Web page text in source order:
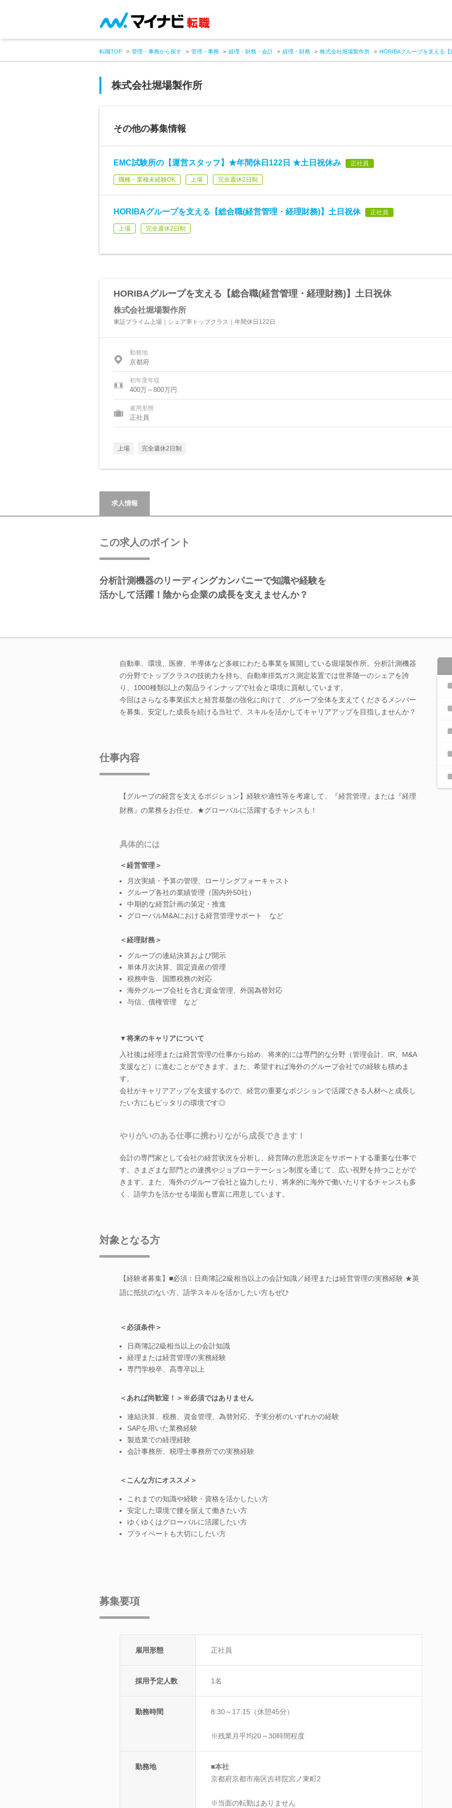
転職TOP 管理・事務から探す 管理・事務 経理・財務・会計 経理・財務 株式会社堀場製作所 HORIBAグループを支える
株式会社堀場製作所
その他の募集情報
EMC試験所の【運営スタッフ】★年間休日122日 ★土日祝休み 正社員
職種・業種未経験OK 上場 完全週休2日制
HORIBAグループを支える【総合職(経営管理・経理財務)】土日祝休 正社員
上場 完全週休2日制
HORIBAグループを支える【総合職(経営管理・経理財務)】土日祝休
株式会社堀場製作所
東証プライム上場｜シェア率トップクラス｜年間休日122日
勤務地
京都府
初年度年収
400万～800万円
雇用形態
正社員
上場 完全週休2日制
求人情報
この求人のポイント
分析計測機器のリーディングカンパニーで知識や経験を
活かして活躍！陰から企業の成長を支えませんか？
自動車、環境、医療、半導体など多岐にわたる事業を展開している堀場製作所。分析計測機器
の分野でトップクラスの技術力を持ち、自動車排気ガス測定装置では世界随一のシェアを誇
り、1000種類以上の製品ラインナップで社会と環境に貢献しています。
今回はさらなる事業拡大と経営基盤の強化に向けて、グループ全体を支えてくださるメンバー
を募集。安定した成長を続ける当社で、スキルを活かしてキャリアアップを目指しませんか？
仕事内容
【グループの経営を支えるポジション】経験や適性等を考慮して、『経営管理』または『経理
財務』の業務をお任せ。★グローバルに活躍するチャンスも！
具体的には
＜経営管理＞
月次実績・予算の管理、ローリングフォーキャスト
グループ各社の業績管理（国内外50社）
中期的な経営計画の策定・推進
グローバルM&Aにおける経営管理サポート など
＜経理財務＞
グループの連結決算および開示
単体月次決算、固定資産の管理
税務申告、国際税務の対応
海外グループ会社を含む資金管理、外国為替対応
与信、債権管理 など
▼将来のキャリアについて
入社後は経理または経営管理の仕事から始め、将来的には専門的な分野（管理会計、IR、M&A
支援など）に進むことができます。また、希望すれば海外のグループ会社での経験も積めま
す。
会社がキャリアアップを支援するので、経営の重要なポジションで活躍できる人材へと成長し
たい方にもピッタリの環境です◎
やりがいのある仕事に携わりながら成長できます！
会計の専門家として会社の経営状況を分析し、経営陣の意思決定をサポートする重要な仕事で
す。さまざまな部門との連携やジョブローテーション制度を通じて、広い視野を持つことがで
きます。また、海外のグループ会社と協力したり、将来的に海外で働いたりするチャンスも多
く、語学力を活かせる場面も豊富に用意しています。
対象となる方
【経験者募集】■必須：日商簿記2級相当以上の会計知識／経理または経営管理の実務経験 ★英
語に抵抗のない方、語学スキルを活かしたい方もぜひ
＜必須条件＞
日商簿記2級相当以上の会計知識
経理または経営管理の実務経験
専門学校卒、高専卒以上
＜あれば尚歓迎！＞※必須ではありません
連結決算、税務、資金管理、為替対応、予実分析のいずれかの経験
SAPを用いた業務経験
製造業での経理経験
会計事務所、税理士事務所での実務経験
＜こんな方にオススメ＞
これまでの知識や経験・資格を活かしたい方
安定した環境で腰を据えて働きたい方
ゆくゆくはグローバルに活躍したい方
プライベートも大切にしたい方
募集要項
雇用形態 正社員
採用予定人数 1名
勤務時間 8:30～17:15（休憩45分）
※残業月平均20～30時間程度
勤務地
■本社
京都府京都市南区吉祥院宮ノ東町2
※当面の転勤はありません